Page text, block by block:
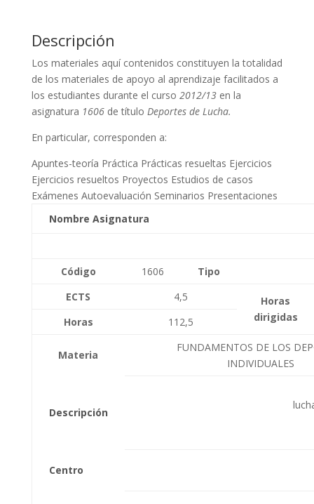
Descripción
Los materiales aquí contenidos constituyen la totalidad
de los materiales de apoyo al aprendizaje facilitados a
los estudiantes durante el curso 2012/13en la
asignatura 1606de título Deportes de Lucha.
En particular, corresponden a:
Apuntes-teoría Práctica Prácticas resueltas Ejercicios
Ejercicios resueltos Proyectos Estudios de casos
Exámenes Autoevaluación Seminarios Presentaciones
Nombre Asignatura
Código 1606
Tipo
ECTS
4,5
Horas
dirigidas
Horas 112,5
Materia
FUNDAMENTOS DE LOS
INDIVIDUALES
Descripción
Centro